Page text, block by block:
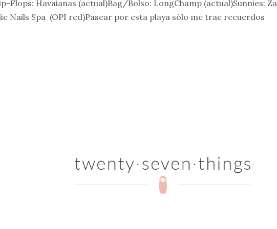
Flops: Havaianas (actual)Bag/Bolso: LongChamp (actual)Sunnies:
Nails Spa (OPI red)Pasear por esta playa sólo me trae recuerdos